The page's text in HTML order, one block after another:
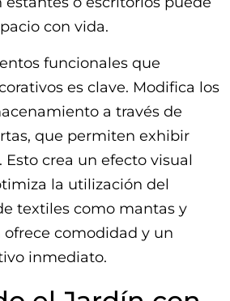
con vida.
funcionales que
es clave. Modifica los
a través de
que permiten exhibir
Esto crea un efecto visual
la utilización del
textiles como mantas y
comodidad y un
inmediato.